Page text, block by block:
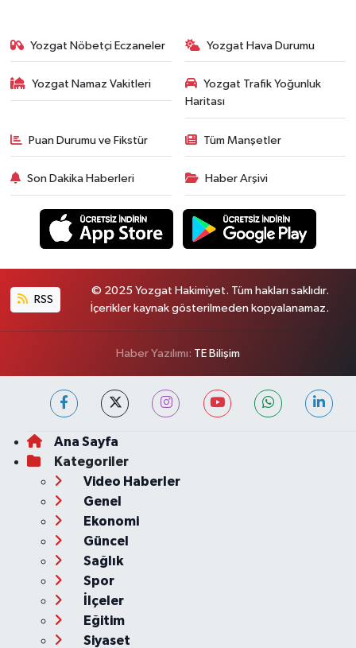
Yozgat Nöbetçi Eczaneler Yozgat Hava Durumu
Yozgat Namaz Vakitleri
Yozgat Trafik Yoğunluk
Haritası
Puan Durumu ve Fikstür Tüm Manşetler
Son Dakika Haberleri Haber Arşivi
RSS
© 2025 Yozgat Hakimiyet. Tüm hakları saklıdır.
İçerikler kaynak gösterilmeden kopyalanamaz.
Haber Yazılımı: TE Bilişim
Ana Sayfa
Kategoriler
Video Haberler
Genel
Ekonomi
Güncel
Sağlık
Spor
İlçeler
Eğitim
Siyaset